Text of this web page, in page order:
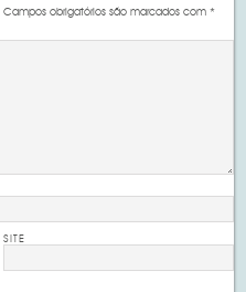
Campos obrigatórios são marcados com*
SITE